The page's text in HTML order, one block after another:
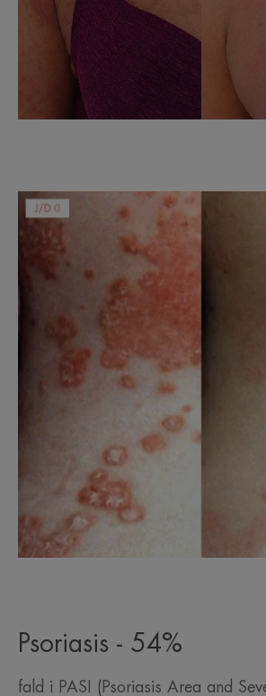
Psoriasis - 54%
fald i PASI (Psoriasis Area and